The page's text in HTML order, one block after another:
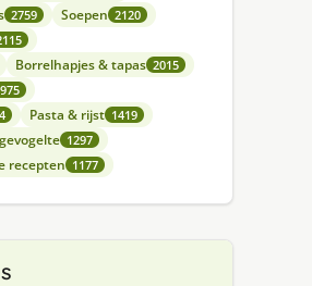
2759 Soepen 2120
Borrelhapjes & tapas 2015
Pasta & rijst 1419
1297
recepten 1177